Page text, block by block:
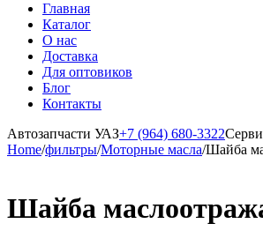
Главная
Каталог
О нас
Доставка
Для оптовиков
Блог
Контакты
Автозапчасти УАЗ+7 (964) 680-3322
Home/фильтры/Моторные масла/Шайба
Шайба